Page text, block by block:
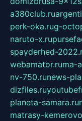
a380club.ru
perk-oka.rug-
naruto-x.ru
spayderhed-
webamator.ruma-
nv-750.runews-
dizfiles.ru
planeta-samara.ru
matrasy-